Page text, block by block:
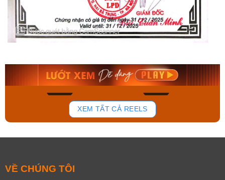
137
Orient Nam RA-
Mua ngay
Casio Nam MTS-
Mua ngay
XEM TẤT CẢ REELS
VỀ CHÚNG TÔI